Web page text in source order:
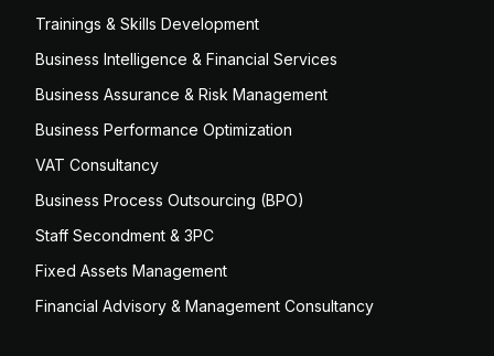
Trainings & Skills Development
Business Intelligence & Financial Services
Business Assurance & Risk Management
Business Performance Optimization
VAT Consultancy
Business Process Outsourcing (BPO)
Staff Secondment & 3PC
Fixed Assets Management
Financial Advisory & Management Consultancy